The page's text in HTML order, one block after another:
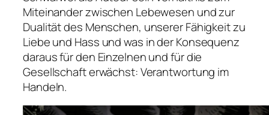
Miteinander zwischen Lebewesen und zur
Dualität des Menschen, unserer Fähigkeit zu
Liebe und Hass und was in der Konsequenz
daraus für den Einzelnen und für die
Gesellschaft erwächst: Verantwortung im
Handeln.